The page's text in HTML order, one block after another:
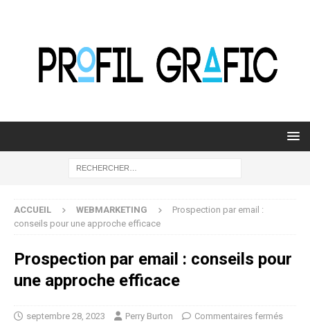
ACCUEIL WEBMARKETING
Prospection par email :
conseils pour une approche efficace
Prospection par email : conseils pour
une approche efficace
septembre 28, 2023 Perry Burton Commentaires fermés